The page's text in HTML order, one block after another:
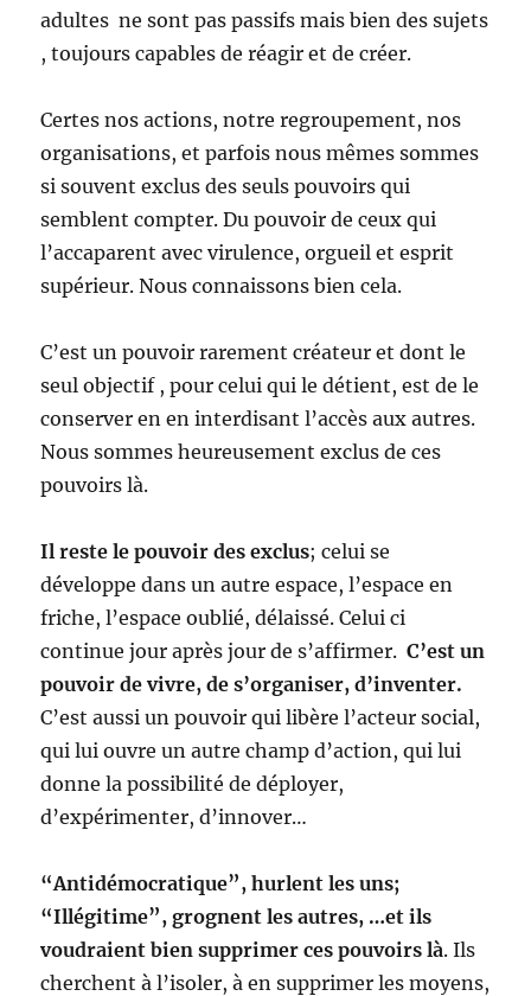
adultes ne sont pas passifs mais bien des sujets
, toujours capables de réagir et de créer.
Certes nos actions, notre regroupement, nos
organisations, et parfois nous mêmes sommes
si souvent exclus des seuls pouvoirs qui
semblent compter. Du pouvoir de ceux qui
l’accaparent avec virulence, orgueil et esprit
supérieur. Nous connaissons bien cela.
C’est un pouvoir rarement créateur et dont le
seul objectif , pour celui qui le détient, est de le
conserver en en interdisant l’accès aux autres.
Nous sommes heureusement exclus de ces
pouvoirs là.
Il reste le pouvoir des exclus; celui se
développe dans un autre espace, l’espace en
friche, l’espace oublié, délaissé. Celui ci
continue jour après jour de s’affirmer.C’est un
pouvoir de vivre, de s’organiser, d’inventer.
C’est aussi un pouvoir qui libère l’acteur social,
qui lui ouvre un autre champ d’action, qui lui
donne la possibilité de déployer,
d’expérimenter, d’innover…
“Antidémocratique”, hurlent les uns;
“Illégitime”, grognent les autres, …et ils
voudraient bien supprimer ces pouvoirs là. Ils
cherchent à l’isoler, à en supprimer les moyens,